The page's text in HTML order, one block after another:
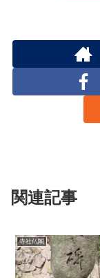
関連記事
寺社仏閣